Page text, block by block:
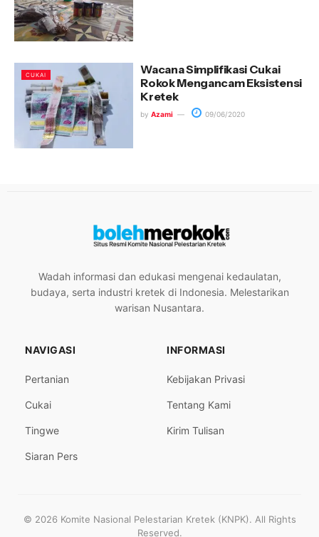
CUKAI
Wacana Simplifikasi Cukai
Rokok Mengancam Eksistensi
Kretek
by Azami 09/06/2020
Wadah informasi dan edukasi mengenai kedaulatan,
budaya, serta industri kretek di Indonesia. Melestarikan
warisan Nusantara.
NAVIGASI
Pertanian
Cukai
Tingwe
Siaran Pers
INFORMASI
Kebijakan Privasi
Tentang Kami
Kirim Tulisan
© 2026 Komite Nasional Pelestarian Kretek (KNPK). All Rights
Reserved.